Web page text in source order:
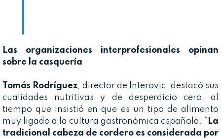
Las organizaciones interprofesionales opinan
sobre la casquería
Tomás Rodríguez, director de Interovic, destacó sus
cualidades nutritivas y de desperdicio cero, al
tiempo que insistió en que es un tipo de alimento
muy ligado a la cultura gastronómica española. “ La
tradicional cabeza de cordero es considerada por